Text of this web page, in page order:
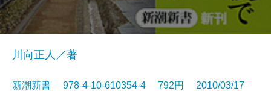
川向正人／著
新潮新書 978-4-10-610354-4 792円 2010/03/17